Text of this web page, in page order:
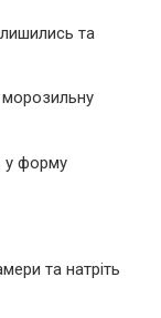
та
морозильну
у форму
та натріть